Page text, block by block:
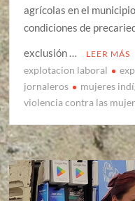
agrícolas en el
condiciones de
exclusión …
LEER MÁS
explotacion laboral
jornaleros
mujeres
violencia contra las